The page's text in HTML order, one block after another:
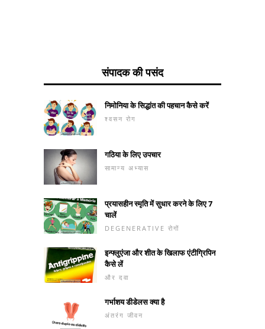
संपादक की पसंद
निमोनिया के सिद्धांत की पहचान कैसे करें
श्वसन रोग
गठिया के लिए उपचार
सामान्य अभ्यास
प्रयासहीन स्मृति में सुधार करने के लिए 7
चालें
DEGENERATIVE रोगों
इन्फ्लुएंजा और शीत के खिलाफ एंटीग्रिपिन
कैसे लें
और दवा
गर्भाशय डीडेलस क्या है
अंतरंग जीवन